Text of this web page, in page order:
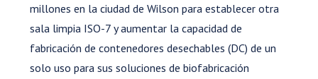
millones en la ciudad de Wilson para establecer otra
sala limpia ISO-7 y aumentar la capacidad de
fabricación de contenedores desechables (DC) de un
solo uso para sus soluciones de biofabricación